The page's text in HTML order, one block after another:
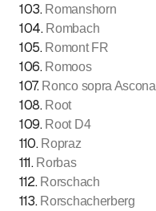
103. Romanshorn
104. Rombach
105. Romont FR
106. Romoos
107. Ronco sopra Ascona
108. Root
109. Root D4
110. Ropraz
111. Rorbas
112. Rorschach
113. Rorschacherberg